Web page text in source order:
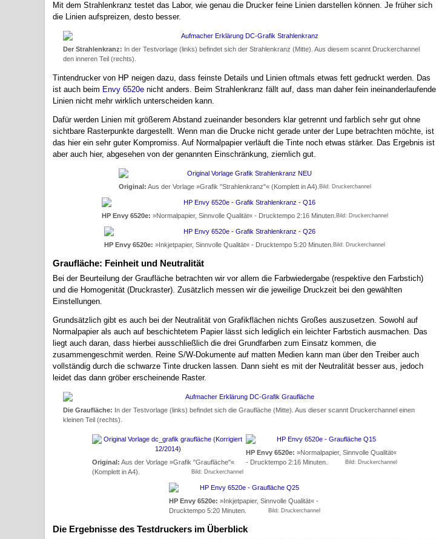
Mit dem Strahlenkranz testet das Labor, wie genau die Drucker feine Linien darstellen können. Je früher sich
die Linien aufspreizen, desto besser.
Der Strahlenkranz: In der Testvorlage (links) befindet sich der Strahlenkranz (Mitte). Aus diesem scannt Druckerchannel
den inneren Teil (rechts).
Tintendrucker von HP neigen dazu, dass feinste Details und Linien oftmals etwas fett gedruckt werden. Das
ist auch beim Envy 6520e nicht anders. Beim Strahlenkranz fällt auf, dass man daher fein ineinanderlaufende
Linien nicht mehr wirklich unterscheiden kann.
Dafür werden Linien mit größerem Abstand zueinander besonders klar getrennt und farblich sehr gut ohne
sichtbare Rasterpunkte dargestellt. Wenn man die Drucke nicht gerade unter der Lupe betrachten möchte, ist
das hier ein sehr guter Kompromiss. Auf Normalpapier verläuft die Tinte noch etwas stärker. Das Ergebnis ist
aber auch hier, abgesehen von der genannten Einschränkung, ziemlich gut.
Original: Aus der Vorlage »Grafik "Strahlenkranz"« (Komplett in A4). Bild: Druckerchannel
HP Envy 6520e: »Normalpapier, Sinnvolle Qualität« - Drucktempo 2:16 Minuten. Bild: Druckerchannel
HP Envy 6520e: »Inkjetpapier, Sinnvolle Qualität« - Drucktempo 5:20 Minuten. Bild: Druckerchannel
Graufläche: Feinheit und Neutralität
Bei der Beurteilung der Graufläche betrachten wir vor allem die Farbwiedergabe (respektive den Farbstich)
und die Homogenität (Druckraster). Zusätzlich messen wir die jeweilige Druckzeit bei den gewählten
Einstellungen.
Grundsätzlich gibt es auch bei der Neutralität von Grafikflächen nichts Großes auszusetzen. Sowohl auf
Normalpapier als auch auf beschichtetem Papier lässt sich lediglich ein leichter Farbstich ausmachen. Das
liegt auch daran, dass hierbei ausschließlich die drei Grundfarben zum Einsatz kommen, die
zusammengeschmit werden. Reine S/W-Dokumente auf matten Medien kann man über den Treiber auch
vollständig durch die schwarze Tinte drucken lassen. Dann sieht es mit der Neutralität besser aus, jedoch
leidet das dann gröber erscheinende Raster.
Die Graufläche: In der Testvorlage (links) befindet sich die Graufläche (Mitte). Aus dieser scannt Druckerchannel einen
kleinen Teil (rechts).
Original: Aus der Vorlage »Grafik "Graufläche"«
(Komplett in A4).
Bild: Druckerchannel
HP Envy 6520e: »Normalpapier, Sinnvolle Qualität«
- Drucktempo 2:16 Minuten.
Bild: Druckerchannel
HP Envy 6520e: »Inkjetpapier, Sinnvolle Qualität« -
Drucktempo 5:20 Minuten.
Bild: Druckerchannel
Die Ergebnisse des Testdruckers im Überblick